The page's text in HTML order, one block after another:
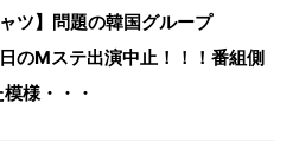
ャツ】問題の韓国グループ
のMステ出演中止！！！番組側
様・・・